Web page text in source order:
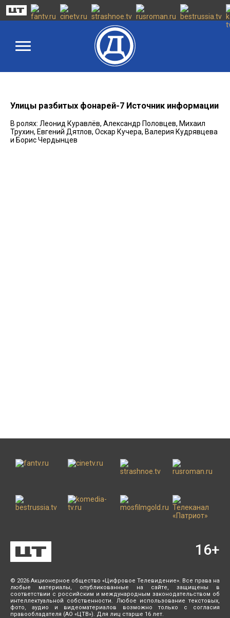
Улицы разбитых фонарей-7 Источник информации
В ролях: Леонид Куравлёв, Александр Половцев, Михаил
Трухин, Евгений Дятлов, Оскар Кучера, Валерия Кудрявцева
и Борис Чердынцев
© 2026 Акционерное общество «Цифровое Телевидение». Все права на
любые материалы, опубликованные на сайте, защищены в
соответствии с российским и международным законодательством об
интеллектуальной собственности. Любое использование текстовых,
фото, аудио и видеоматериалов возможно только с согласия
правообладателя (АО «ЦТВ»). Для лиц старше 16 лет.
16+